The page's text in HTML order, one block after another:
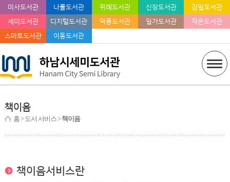
미사도서관 나룰도서관 위례도서관 신장도서관
감일도서관
세미도서관
디지털도서관 덕풍도서관 일가도서관
작은도서관
스마트도서관
이동도서관
책이음
홈> 도서 서비스 >책이음
책이음서비스란